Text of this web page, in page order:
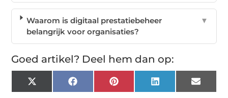
Waarom is digitaal prestatiebeheer
belangrijk voor organisaties?
▼
Goed artikel? Deel hem dan op:
X
(Twitter)
FacebookPinterest LinkedIn Email